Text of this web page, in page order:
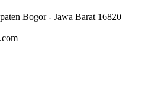
Bogor - Jawa Barat 16820